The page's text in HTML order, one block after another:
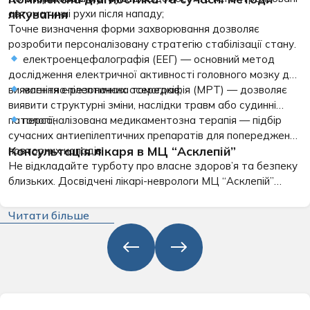
автоматичні рухи після нападу;
лікування
Точне визначення форми захворювання дозволяє
розробити персоналізовану стратегію стабілізації стану.
електроенцефалографія (ЕЕГ) — основний метод
дослідження електричної активності головного мозку для
виявлення епілептичних осередків;
магнітно-резонансна томографія (МРТ) — дозволяє
виявити структурні зміни, наслідки травм або судинні
патології;
персоналізована медикаментозна терапія — підбір
сучасних антиепілептичних препаратів для попередження
повторних нападів;
Консультація лікаря в МЦ “Асклепій”
Не відкладайте турботу про власне здоров’я та безпеку
близьких. Досвідчені лікарі-неврологи МЦ “Асклепій”
точну діагностику на кожному етапі. Записуйтеся на
консультацію до фахівця, щоб повернути відчуття
впевненості та контроль над власним життям.
Читати більше